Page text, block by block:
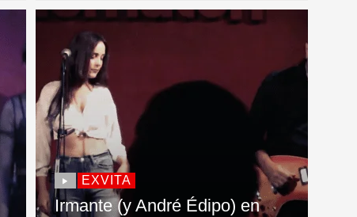
EXVITA
Irmante (y André Édipo) en